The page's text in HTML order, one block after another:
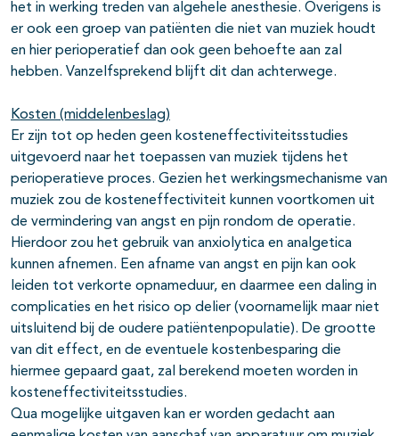
het in werking treden van algehele anesthesie. Overigens is
er ook een groep van patiënten die niet van muziek houdt
en hier perioperatief dan ook geen behoefte aan zal
hebben. Vanzelfsprekend blijft dit dan achterwege.
Kosten (middelenbeslag)
Er zijn tot op heden geen kosteneffectiviteitsstudies
uitgevoerd naar het toepassen van muziek tijdens het
perioperatieve proces. Gezien het werkingsmechanisme van
muziek zou de kosteneffectiviteit kunnen voortkomen uit
de vermindering van angst en pijn rondom de operatie.
Hierdoor zou het gebruik van anxiolytica en analgetica
kunnen afnemen. Een afname van angst en pijn kan ook
leiden tot verkorte opnameduur, en daarmee een daling in
complicaties en het risico op delier (voornamelijk maar niet
uitsluitend bij de oudere patiëntenpopulatie). De grootte
van dit effect, en de eventuele kostenbesparing die
hiermee gepaard gaat, zal berekend moeten worden in
kosteneffectiviteitsstudies.
Qua mogelijke uitgaven kan er worden gedacht aan